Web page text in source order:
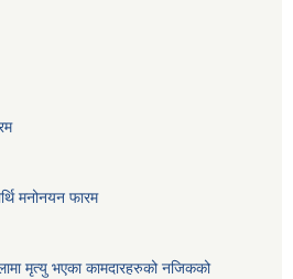
मनोनयन फारम
मृत्यु भएका कामदारहरुको नजिकको